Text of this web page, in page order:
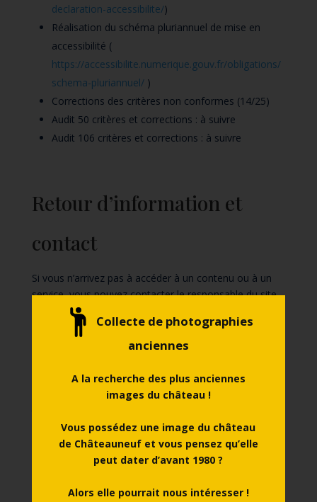
Collecte de photographies
anciennes
A la recherche des plus anciennes
images du château !
Vous possédez une image du château
de Châteauneuf et vous pensez qu’elle
peut dater d’avant 1980 ?
Alors elle pourrait nous intéresser !
declaration-accessibilite/)
Réalisation du schéma pluriannuel de mise en
accessibilité (
https://accessibilite.numerique.gouv.fr/obligations/
schema-pluriannuel/)
Corrections des critères non conformes (14/25)
Audit 50 critères et corrections : à suivre
Audit 106 critères et corrections : à suivre
Retour d’information et
contact
Si vous n’arrivez pas à accéder à un contenu ou à un
service, vous pouvez contacter le responsable du site
internet pour être orienté vers une alternative
accessible ou obtenir le contenu sous une autre forme.
accessibilite@bourgognefranchecomte.fr
Voies de recours
Cette procédure est à utiliser dans le cas suivant.
défaut d’accessibilité qui vous empêche d’accéder à un